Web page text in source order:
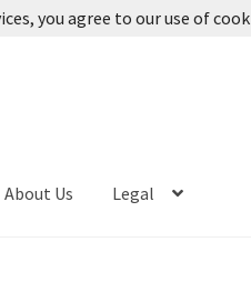
About Us Legal
you agree to our use of